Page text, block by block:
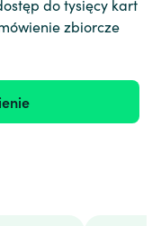
do tysięcy kart
zbiorcze